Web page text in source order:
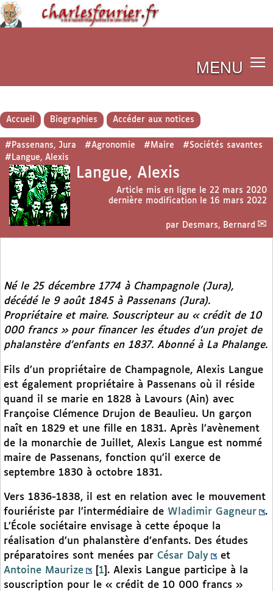
MENU
Accueil Biographies Accéder aux notices
#Passenans, Jura #Agronomie #Maire
#Sociétés savantes
#Langue, Alexis
Langue, Alexis
Article mis en ligne le 22 mars 2020
dernière modification le 16 mars 2022
par Desmars, Bernard
Né le 25 décembre 1774 à Champagnole (Jura),
décédé le 9 août 1845 à Passenans (Jura).
Propriétaire et maire. Souscripteur au « crédit de 10
000 francs » pour financer les études d’un projet de
phalanstère d’enfants en 1837. Abonné à La Phalange.
Fils d’un propriétaire de Champagnole, Alexis Langue
est également propriétaire à Passenans où il réside
quand il se marie en 1828 à Lavours (Ain) avec
Françoise Clémence Drujon de Beaulieu. Un garçon
naît en 1829 et une fille en 1831. Après l’avènement
de la monarchie de Juillet, Alexis Langue est nommé
maire de Passenans, fonction qu’il exerce de
septembre 1830 à octobre 1831.
Vers 1836-1838, il est en relation avec le mouvement
fouriériste par l’intermédiaire de Wladimir Gagneur
.
L’École sociétaire envisage à cette époque la
réalisation d’un phalanstère d’enfants. Des études
préparatoires sont menées par César Daly
et
Antoine Maurize
1 . Alexis Langue participe à la
souscription pour le « crédit de 10 000 francs »